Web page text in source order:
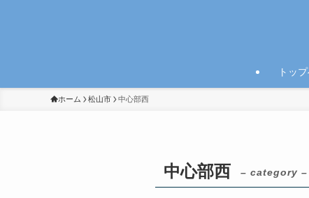
トッ
ホーム 松山市 中心部西
中心部西 – category –